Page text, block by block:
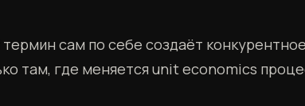
сам по себе создаёт
там, где меняется unit economics